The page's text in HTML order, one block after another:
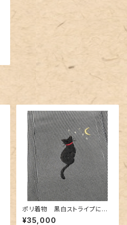
ポリ着物 黒白ストライプに猫
の刺繍
¥35,000